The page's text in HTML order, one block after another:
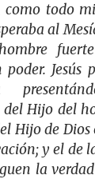
como todo
al
Jesús
del Hijo del
Hijo de
y el de
la